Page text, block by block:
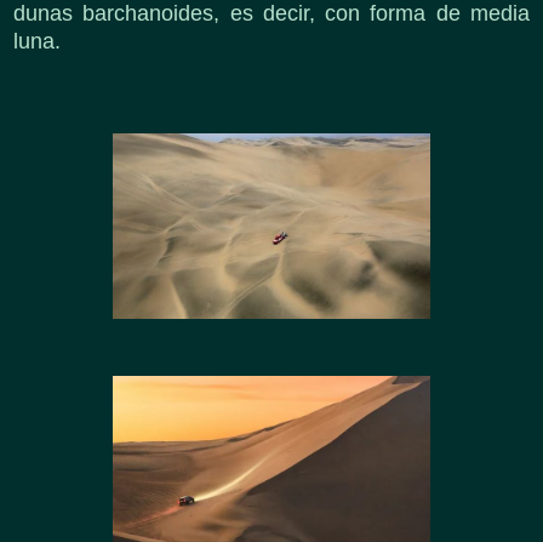
dunas barchanoides, es decir, con forma de media
luna.